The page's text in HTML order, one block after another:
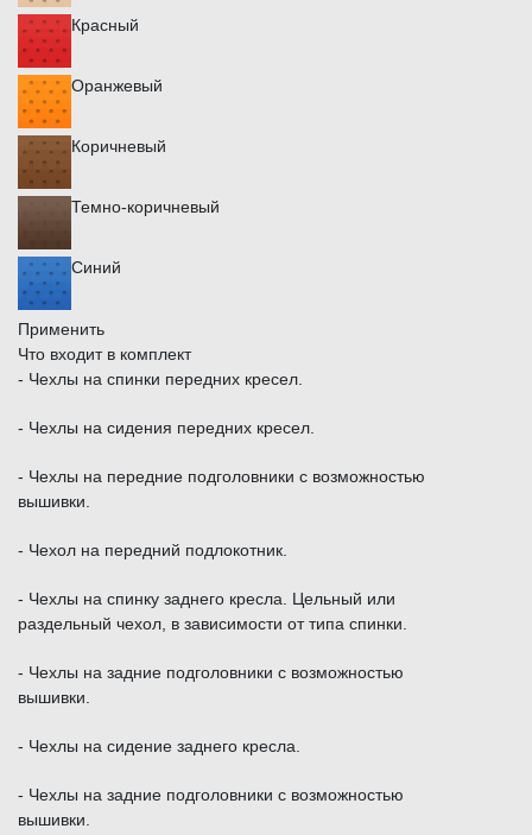
Красный
Оранжевый
Коричневый
Темно-коричневый
Синий
Применить
Что входит в комплект
- Чехлы на спинки передних кресел.
- Чехлы на сидения передних кресел.
- Чехлы на передние подголовники с возможностью
вышивки.
- Чехол на передний подлокотник.
- Чехлы на спинку заднего кресла. Цельный или
раздельный чехол, в зависимости от типа спинки.
- Чехлы на задние подголовники с возможностью
вышивки.
- Чехлы на сидение заднего кресла.
- Чехлы на задние подголовники с возможностью
вышивки.